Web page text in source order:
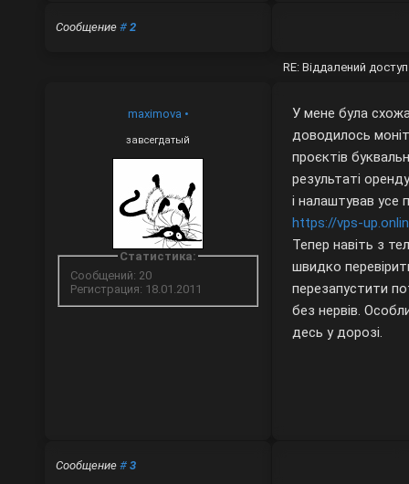
Сообщение#2
RE: Віддалений
maximova •
завсегдатый
Статистика:
Сообщений: 20
Регистрация: 18.01.2011
У мене була
доводилось
проєктів
результаті
і налаштував усе
https://vps-
Тепер навіть з
швидко
перезапустити
без нервів.
десь у дорозі.
Сообщение#3